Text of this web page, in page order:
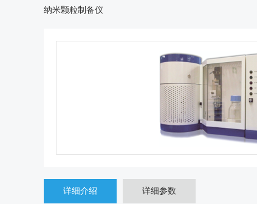
纳米颗粒制备仪
详细介绍 详细参数